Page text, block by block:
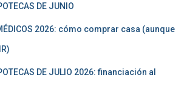
DE JUNIO
2026: cómo comprar casa (aunque
DE JULIO 2026: financiación al